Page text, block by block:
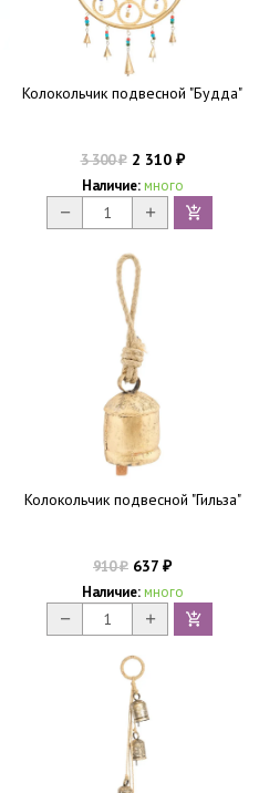
Колокольчик подвесной "Будда"
3 300₽2 310 ₽
Наличие: много
Колокольчик подвесной "Гильза"
910₽ 637 ₽
Наличие: много